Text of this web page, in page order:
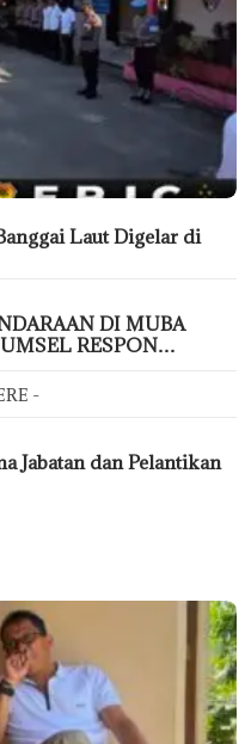
Laut Digelar di
DI MUBA
RESPON…
-
Jabatan dan Pelantikan